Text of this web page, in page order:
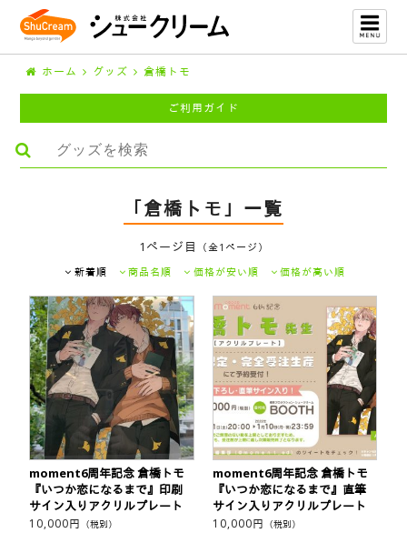
ホーム グッズ 倉橋トモ
ご利用ガイド
「倉橋トモ」一覧
1ページ目
（全1ページ）
新着順
商品名順 価格が安い順 価格が高い順
moment6周年記念 倉橋トモ
『いつか恋になるまで』印刷
サイン入りアクリルプレート
10,000円 （税別）
moment6周年記念 倉橋トモ
『いつか恋になるまで』直筆
サイン入りアクリルプレート
10,000円 （税別）